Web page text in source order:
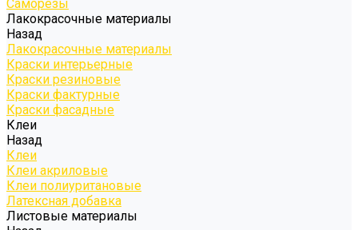
Саморезы
Лакокрасочные материалы
Назад
Лакокрасочные материалы
Краски интерьерные
Краски резиновые
Краски фактурные
Краски фасадные
Клеи
Назад
Клеи
Клеи акриловые
Клеи полиуритановые
Латексная добавка
Листовые материалы